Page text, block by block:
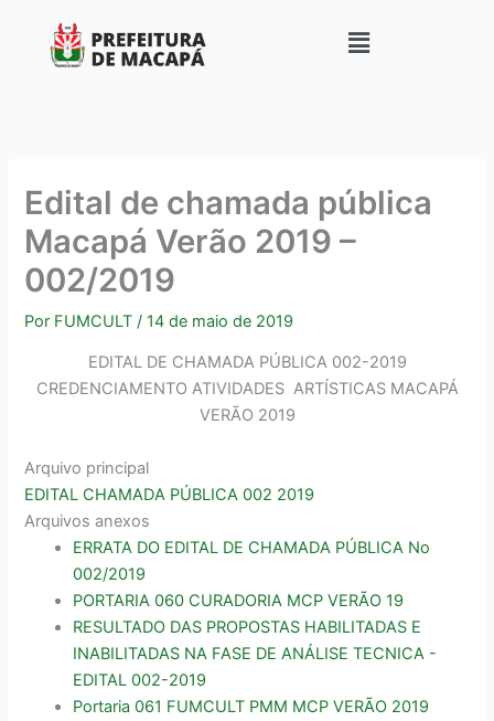
Edital de chamada pública
Macapá Verão 2019 –
002/2019
Por FUMCULT/14 de maio de 2019
EDITAL DE CHAMADA PÚBLICA 002-2019
CREDENCIAMENTO ATIVIDADES ARTÍSTICAS MACAPÁ
VERÃO 2019
Arquivo principal
EDITAL CHAMADA PÚBLICA 002 2019
Arquivos anexos
ERRATA DO EDITAL DE CHAMADA PÚBLICA No
002/2019
PORTARIA 060 CURADORIA MCP VERÃO 19
RESULTADO DAS PROPOSTAS HABILITADAS E
INABILITADAS NA FASE DE ANÁLISE TECNICA -
EDITAL 002-2019
Portaria 061 FUMCULT PMM MCP VERÃO 2019